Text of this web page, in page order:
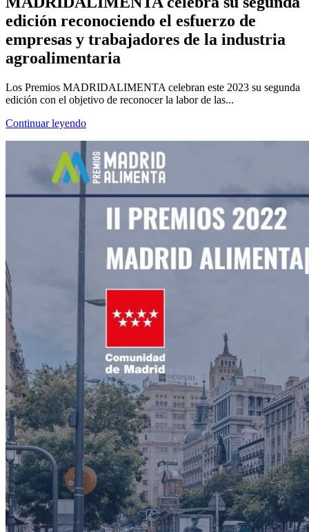
edición reconociendo el esfuerzo de
empresas y trabajadores de la industria
agroalimentaria
Los Premios MADRIDALIMENTA celebran este 2023 su segunda
edición con el objetivo de reconocer la labor de las...
Continuar leyendo